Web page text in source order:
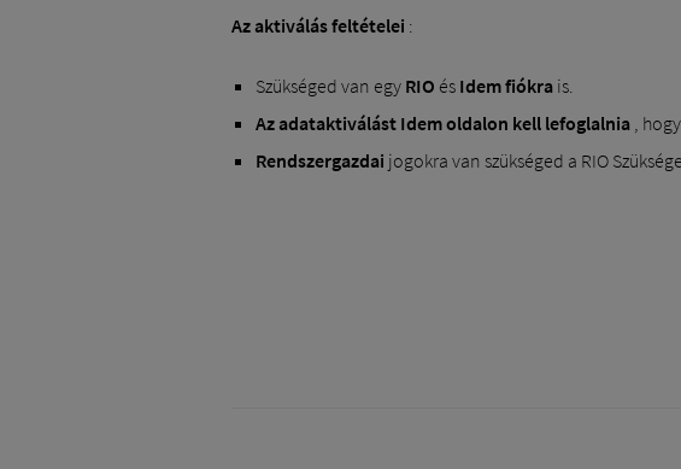
Az aktiválás feltételei :
Szükséged van egy RIO és Idemfiókra is.
Az adataktiválást Idem oldalon kell lefoglalnia ,
Rendszergazdai jogokra van szükséged a RIO